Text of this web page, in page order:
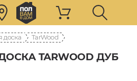
доска TarWood
TARWOOD ДУБ